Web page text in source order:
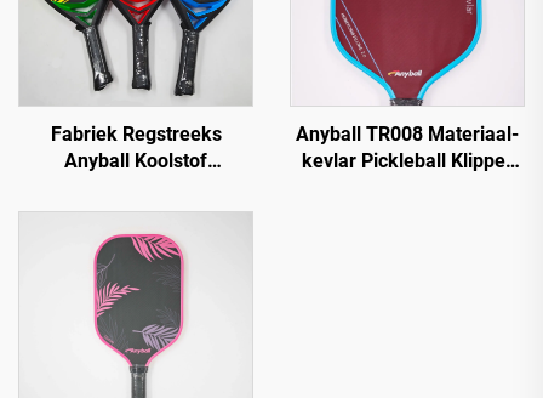
Fabriek Regstreeks
Anyball Koolstof
18k EVA met Ruwe
Oppervlak vir Opleiding
Anyball TR008 Materiaal-
kevlar Pickleball Klipper